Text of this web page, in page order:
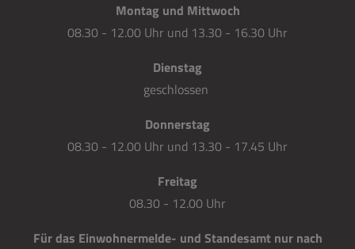
Montag und Mittwoch
08.30 - 12.00 Uhr und 13.30 - 16.30 Uhr
Dienstag
geschlossen
Donnerstag
08.30 - 12.00 Uhr und 13.30 - 17.45 Uhr
Freitag
08.30 - 12.00 Uhr
Für das Einwohnermelde- und Standesamt nur nach